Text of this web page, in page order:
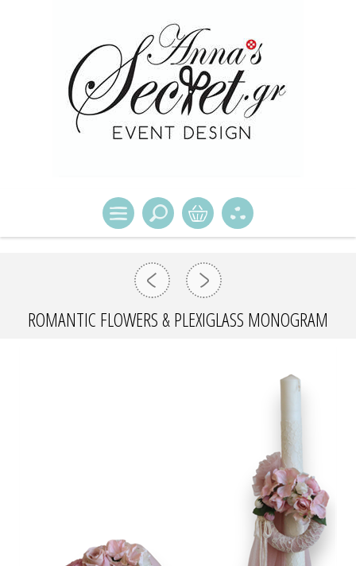
ROMANTIC FLOWERS & PLEXIGLASS MONOGRAM